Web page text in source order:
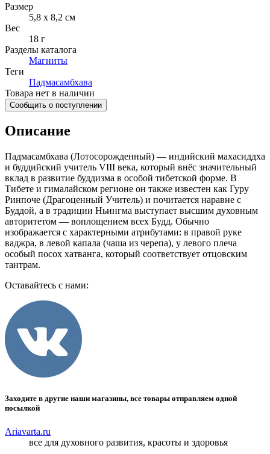
Размер
5,8 х 8,2 см
Вес
18 г
Разделы каталога
Магниты
Теги
Падмасамбхава
Товара нет в наличии
Сообщить о поступлении
Описание
Падмасамбхава (Лотосорожденный) — индийский махасиддха
и буддийский учитель VIII века, который внёс значительный
вклад в развитие буддизма в особой тибетской форме. В
Тибете и гималайском регионе он также известен как Гуру
Ринпоче (Драгоценный Учитель) и почитается наравне с
Буддой, а в традиции Ньингма выступает высшим духовным
авторитетом — воплощением всех Будд. Обычно
изображается с характерными атрибутами: в правой руке
ваджра, в левой капала (чаша из черепа), у левого плеча
особый посох хатванга, который соответствует отцовским
тантрам.
Оставайтесь с нами:
Заходите в другие наши магазины, все товары отправляем одной
посылкой
Ariavarta.ru
все для духовного развития, красоты и здоровья